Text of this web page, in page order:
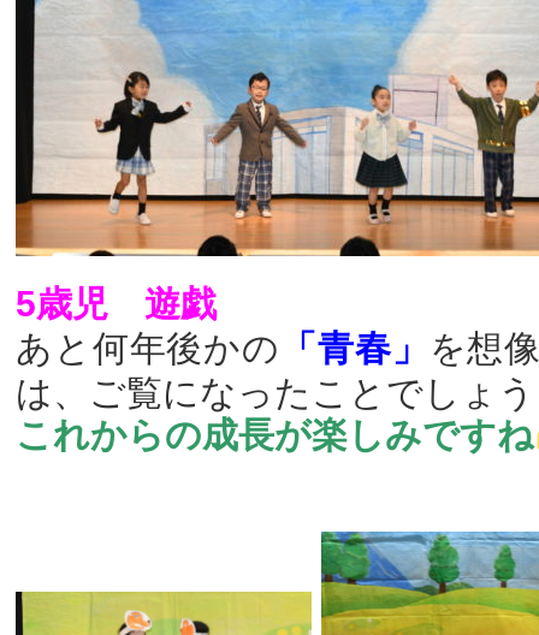
5歳児 遊戯
あと何年後かの 「青春」
を想
は、ご覧になったことでしょ
これからの成長が楽しみですね